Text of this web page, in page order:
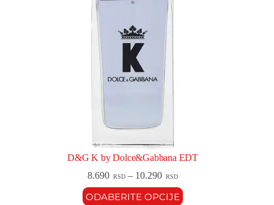
D&G K by Dolce&Gabbana EDT
8.690 RSD – 10.290 RSD
ODABERITE OPCIJE